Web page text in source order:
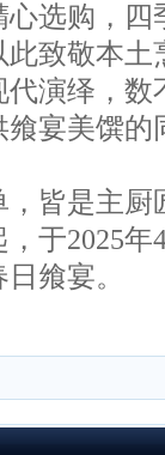
选购，
致敬本
演绎，
宴美馔
，皆是主
于2025年
飨宴。